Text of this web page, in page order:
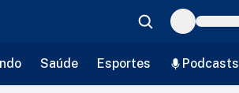
Saúde Esportes Podcasts